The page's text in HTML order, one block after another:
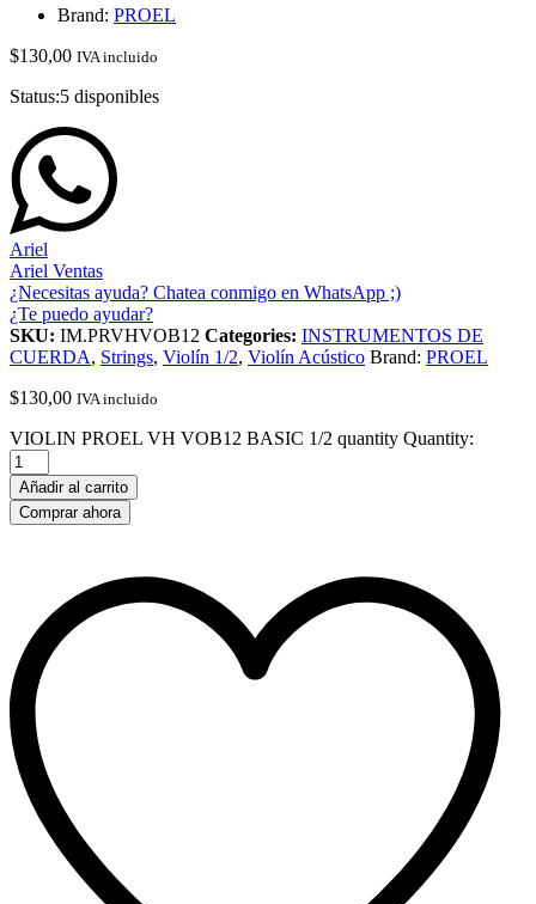
Brand: PROEL
$130,00 IVA incluido
Status:5 disponibles
Ariel
Ariel Ventas
¿Necesitas ayuda? Chatea conmigo en WhatsApp ;)
¿Te puedo ayudar?
SKU: IM.PRVHVOB12 Categories: INSTRUMENTOS DE
CUERDA, Strings, Violín 1/2, Violín Acústico Brand: PROEL
$130,00 IVA incluido
VIOLIN PROEL VH VOB12 BASIC 1/2 quantity Quantity:
Añadir al carrito
Comprar ahora